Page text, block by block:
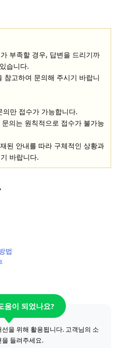
부족할 경우, 답변을 드리기까
습니다.
참고하여 문의해 주시기 바랍니
만 접수가 가능합니다.
의는 원칙적으로 접수가 불가능
된 안내를 따라 구체적인 상황과
바랍니다.
법
움이 되었나요?
을 위해 활용됩니다. 고객님의 소
을 들려주세요.